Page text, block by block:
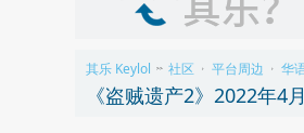
其乐 Keylol >> 社区 › 平台周边 › 华